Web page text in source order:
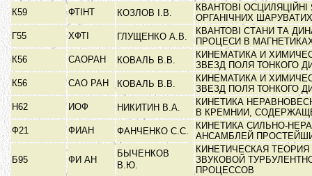
К59 ФТІНТ КОЗЛОВ І.В.
КВАНТОВІ
ОРГАНІЧНИХ
Г55
ХФТІ ГЛУЩЕНКО А.В.
КВАНТОВІ СТАНИ ТА
ПРОЦЕСИ В
К56
САОРАН КОВАЛЬ В.В.
КИНЕМАТИКА И
ЗВЕЗД ПОЛЯ ТОНКОГО
К56
САО РАН КОВАЛЬ В.В.
КИНЕМАТИКА И
ЗВЕЗД ПОЛЯ ТОНКОГО
Н62
ИОФ НИКИТИН В.А.
КИНЕТИКА
В КРЕМНИИ,
Ф21
ФИАН ФАНЧЕНКО С.С.
КИНЕТИКА СИЛЬНО-
АНСАМБЛЕЙ
Б95 ФИ АН
БЫЧЕНКОВ
В.Ю.
КИНЕТИЧЕСКАЯ
ЗВУКОВОЙ
ПРОЦЕССОВ